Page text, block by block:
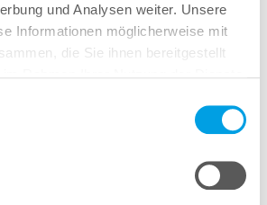
und Analysen weiter. Unsere
Informationen möglicherweise mit
die Sie ihnen bereitgestellt
üblich, liegt der Fokus
Features. Dazu zählen
Upgrades unterstützt.
G1a etabliert HP eine neue